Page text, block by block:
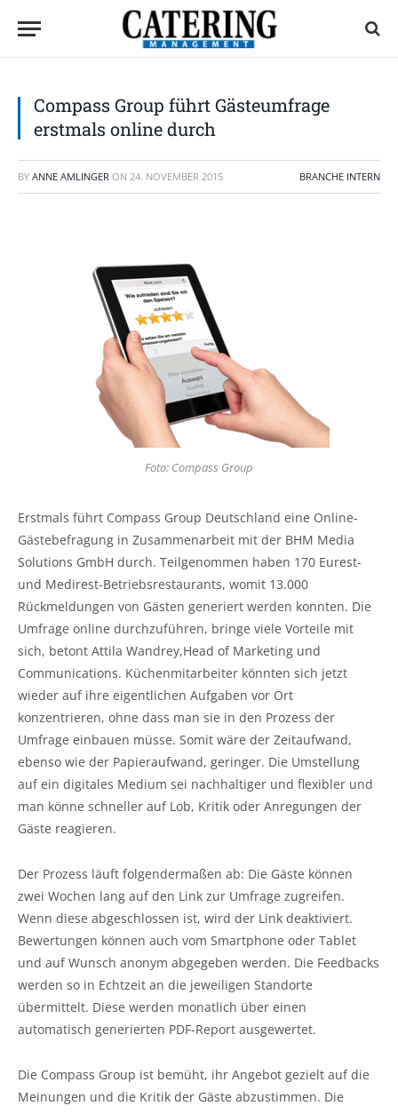
Compass Group führt Gästeumfrage
erstmals online durch
BY ANNE AMLINGER ON 24. NOVEMBER 2015 BRANCHE INTERN
Foto: Compass Group
Erstmals führt Compass Group Deutschland eine Online-
Gästebefragung in Zusammenarbeit mit der BHM Media
Solutions GmbH durch. Teilgenommen haben 170 Eurest-
und Medirest-Betriebsrestaurants, womit 13.000
Rückmeldungen von Gästen generiert werden konnten. Die
Umfrage online durchzuführen, bringe viele Vorteile mit
sich, betont Attila Wandrey,Head of Marketing und
Communications. Küchenmitarbeiter könnten sich jetzt
wieder auf ihre eigentlichen Aufgaben vor Ort
konzentrieren, ohne dass man sie in den Prozess der
Umfrage einbauen müsse. Somit wäre der Zeitaufwand,
ebenso wie der Papieraufwand, geringer. Die Umstellung
auf ein digitales Medium sei nachhaltiger und flexibler und
man könne schneller auf Lob, Kritik oder Anregungen der
Gäste reagieren.
Der Prozess läuft folgendermaßen ab: Die Gäste können
zwei Wochen lang auf den Link zur Umfrage zugreifen.
Wenn diese abgeschlossen ist, wird der Link deaktiviert.
Bewertungen können auch vom Smartphone oder Tablet
und auf Wunsch anonym abgegeben werden. Die Feedbacks
werden so in Echtzeit an die jeweiligen Standorte
übermittelt. Diese werden monatlich über einen
automatisch generierten PDF-Report ausgewertet.
Die Compass Group ist bemüht, ihr Angebot gezielt auf die
Meinungen und die Kritik der Gäste abzustimmen. Die